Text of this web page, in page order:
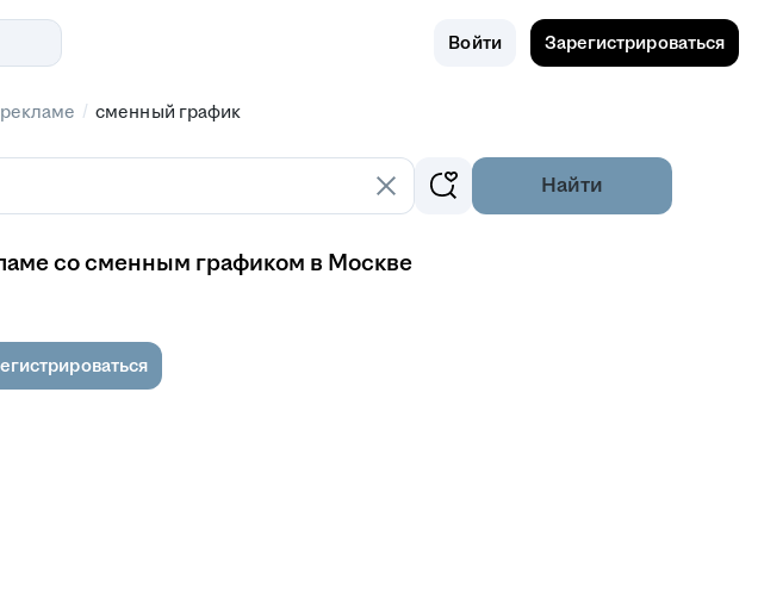
Войти Зарегистрироваться
/ сменный график
Найти
со сменным графиком в Москве